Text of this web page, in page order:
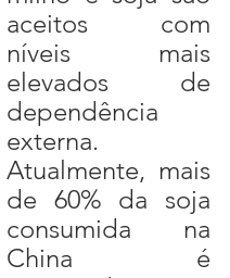
aceitos com
níveis mais
elevados de
dependência
externa.
Atualmente, mais
de 60% da soja
consumida na
China é